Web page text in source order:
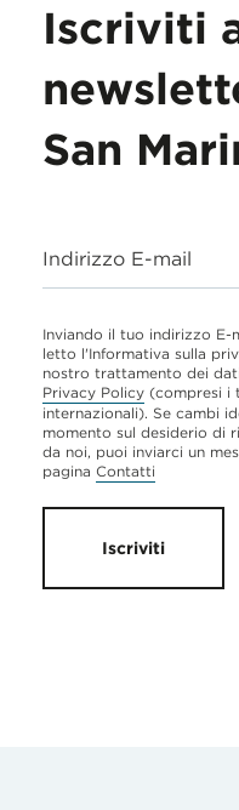
Iscriviti
San
Indirizzo E-mail
Inviando il tuo indirizzo E-
letto l'Informativa sulla
nostro trattamento dei
Privacy Policy (compresi i
internazionali). Se cambi
momento sul desiderio di
da noi, puoi inviarci un
pagina Contatti
Iscriviti